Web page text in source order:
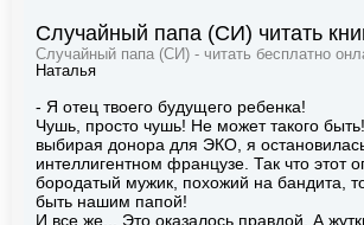
Случайный папа (СИ) читать
Случайный папа (СИ) - читать бесплатно
Наталья
- Я отец твоего будущего ребенка!
Чушь, просто чушь! Не может такого
выбирая донора для ЭКО, я
интеллигентном французе. Так что этот
бородатый мужик, похожий на бандита,
быть нашим папой!
И все же... Это оказалось правдой. А